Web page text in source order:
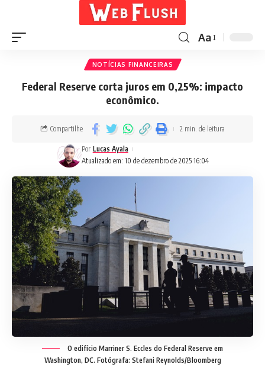
Aa
NOTÍCIAS FINANCEIRAS
Federal Reserve corta juros em 0,25%: impacto
econômico.
Atualizado em: 10 de dezembro de 2025 16:04
Por Lucas Ayala
Compartilhe 2 min. de leitura
O edifício Marriner S. Eccles do Federal Reserve em
Washington, DC. Fotógrafa: Stefani Reynolds/Bloomberg